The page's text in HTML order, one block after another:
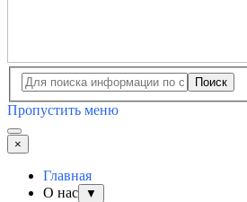
Поиск
Пропустить меню
×
Главная
О нас
▼